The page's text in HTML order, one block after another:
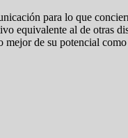
para lo que
equivalente al de otras
de su potencial